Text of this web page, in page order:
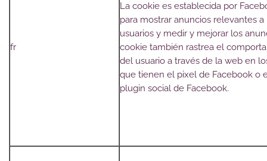
fr
La cookie es establecida por
para mostrar anuncios relevantes a
usuarios y medir y mejorar los
cookie también rastrea el
del usuario a través de la web en
que tienen el pixel de Facebook o
plugin social de Facebook.